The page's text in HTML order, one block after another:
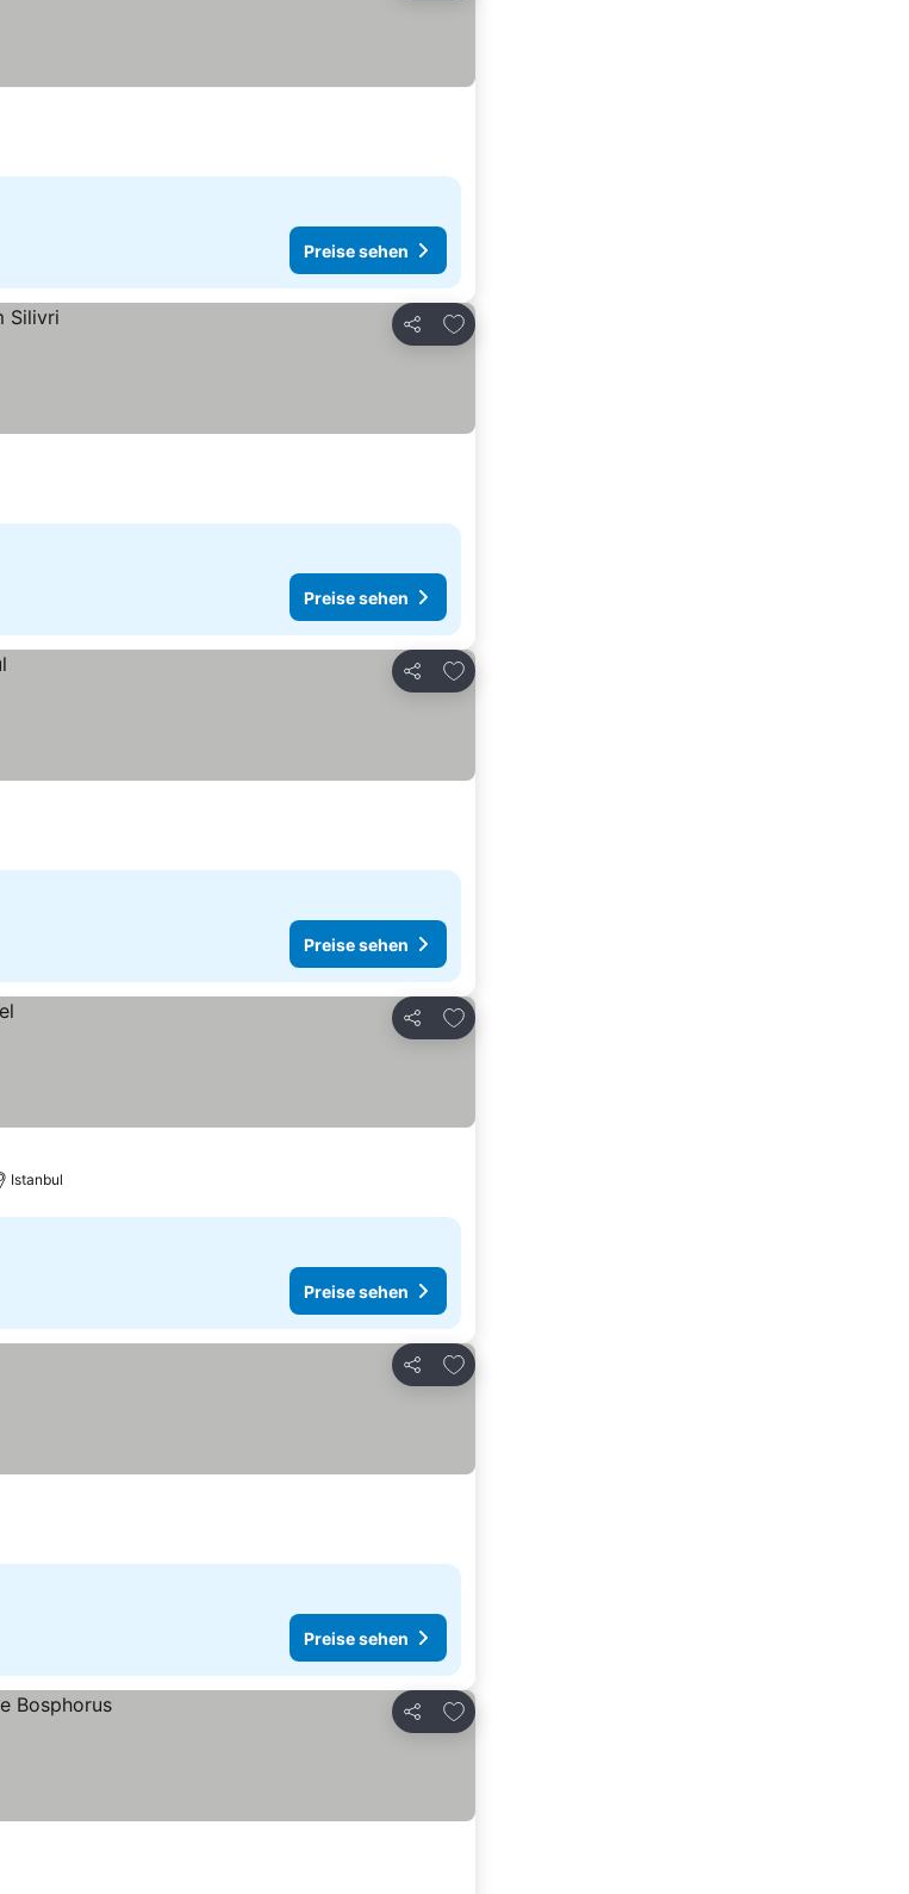
Preise sehen
Teilen
Zu Favoriten hinzufügen
Preise sehen
Teilen
Zu Favoriten hinzufügen
Preise sehen
Teilen
Zu Favoriten hinzufügen
Istanbul
Preise sehen
Teilen
Zu Favoriten hinzufügen
Preise sehen
Teilen
Zu Favoriten hinzufügen